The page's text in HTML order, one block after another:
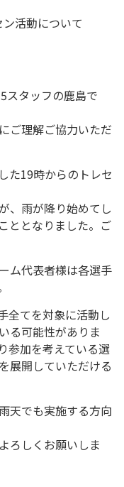
活動について
スタッフの鹿島で
ご理解ご協力いただ
た19時からのトレセ
、雨が降り始めてし
ととなりました。ご
ム代表者様は各選手
全てを対象に活動し
る可能性がありま
参加を考えている選
展開していただける
天でも実施する方向
ろしくお願いしま